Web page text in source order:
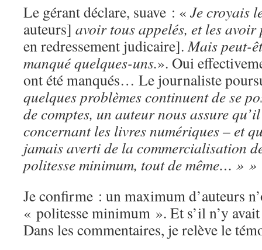
Le gérant déclare, suave : « Je croyais
auteurs] avoir tous appelés, et les avoir
en redressement judicaire].Mais peut-
manqué quelques-uns.». Oui
ont été manqués… Le journaliste
quelques problèmes continuent de se
de comptes, un auteur nous assure
concernant les livres numériques – et
jamais averti de la commercialisation
politesse minimum, tout de même… » »
Je confirme : un maximum d’auteurs
« politesse minimum ». Et s’il n’y
Dans les commentaires, je relève le